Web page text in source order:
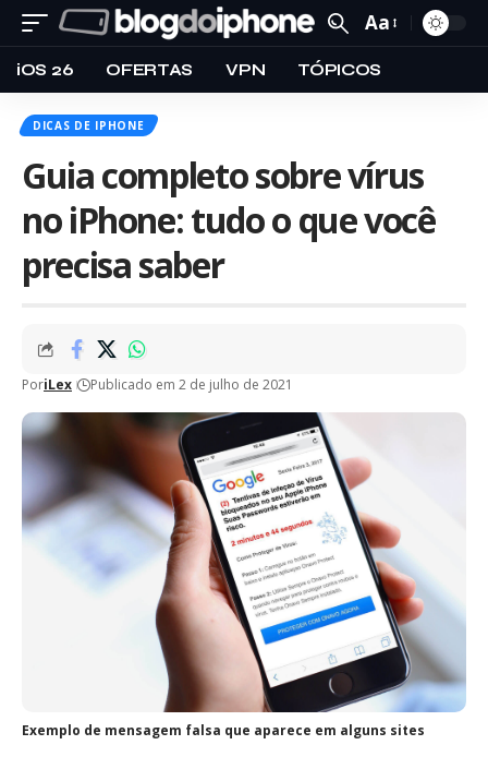
Aa
iOS 26 OFERTAS VPN TÓPICOS
DICAS DE IPHONE
Guia completo sobre vírus
no iPhone: tudo o que você
precisa saber
PoriLex Publicado em 2 de julho de 2021
Exemplo de mensagem falsa que aparece em alguns sites